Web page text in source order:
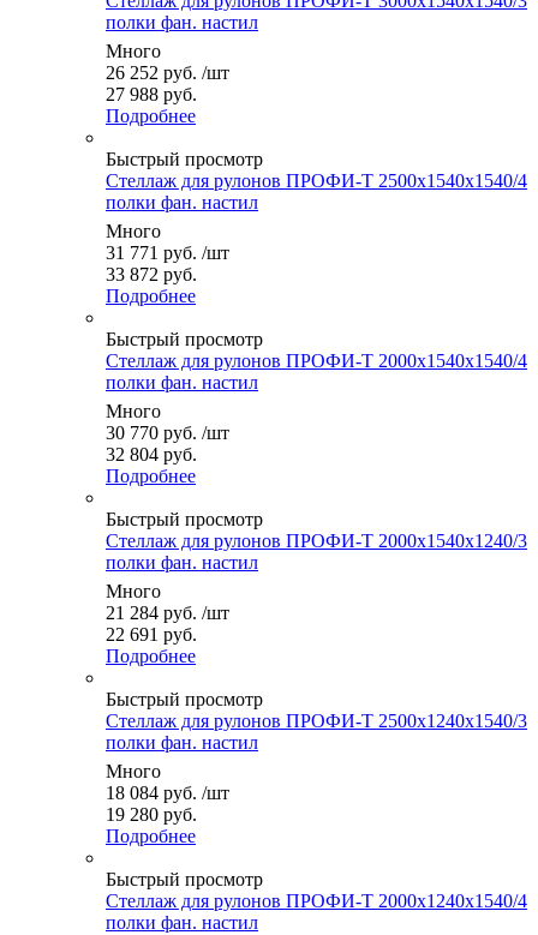
полки фан. настил
Много
26 252 руб. /шт
27 988 руб.
Подробнее
Быстрый просмотр
Стеллаж для рулонов ПРОФИ-Т 2500x1540x1540/4
полки фан. настил
Много
31 771 руб. /шт
33 872 руб.
Подробнее
Быстрый просмотр
Стеллаж для рулонов ПРОФИ-Т 2000x1540x1540/4
полки фан. настил
Много
30 770 руб. /шт
32 804 руб.
Подробнее
Быстрый просмотр
Стеллаж для рулонов ПРОФИ-Т 2000x1540x1240/3
полки фан. настил
Много
21 284 руб. /шт
22 691 руб.
Подробнее
Быстрый просмотр
Стеллаж для рулонов ПРОФИ-Т 2500x1240x1540/3
полки фан. настил
Много
18 084 руб. /шт
19 280 руб.
Подробнее
Быстрый просмотр
Стеллаж для рулонов ПРОФИ-Т 2000x1240x1540/4
полки фан. настил